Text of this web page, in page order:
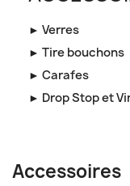
► Verres
► Tire bouchons
► Carafes
► Drop Stop et
Accessoires